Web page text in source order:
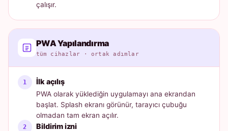
çalışır.
PWA Yapılandırma
tüm cihazlar · ortak adımlar
İlk açılış
PWA olarak yüklediğin uygulamayı ana ekrandan
başlat. Splash ekranı görünür, tarayıcı çubuğu
olmadan tam ekran açılır.
Bildirim izni